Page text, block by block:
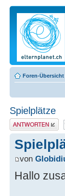
Foren-Übersicht
Spielplätze
Antwort erstellen
von
Hallo